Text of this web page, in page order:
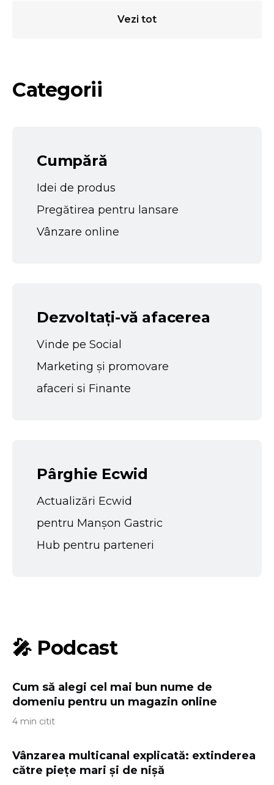
Vezi tot
Categorii
Cumpără
Idei de produs
Pregătirea pentru lansare
Vânzare online
Dezvoltați-vă afacerea
Vinde pe Social
Marketing și promovare
afaceri si Finante
Pârghie Ecwid
Actualizări Ecwid
pentru Manșon Gastric
Hub pentru parteneri
🎤 Podcast
Cum să alegi cel mai bun nume de
domeniu pentru un magazin online
4 min citit
Vânzarea multicanal explicată: extinderea
către piețe mari și de nișă